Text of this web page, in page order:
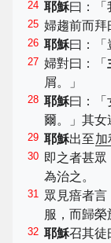
24 耶穌曰：「
25 婦趨前而拜
26 耶穌曰：「
27 婦對曰：「
屑。」
28 耶穌曰：「
爾。」其女
29 耶穌出至加
30 即之者甚
為治之。
31 眾見瘖者
服，而歸榮
32 耶穌召其徒